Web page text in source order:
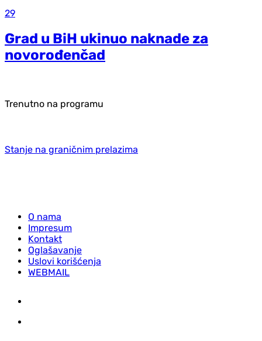
29
Grad u BiH ukinuo naknade za
novorođenčad
Trenutno na programu
Stanje na graničnim prelazima
O nama
Impresum
Kontakt
Oglašavanje
Uslovi korišćenja
WEBMAIL